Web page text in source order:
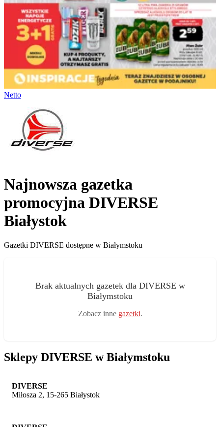
Netto
Najnowsza gazetka
promocyjna DIVERSE
Białystok
Gazetki DIVERSE dostępne w Białymstoku
Brak aktualnych gazetek dla DIVERSE w
Białymstoku
Zobacz inne gazetki.
Sklepy DIVERSE w Białymstoku
DIVERSE
Miłosza 2, 15-265 Białystok